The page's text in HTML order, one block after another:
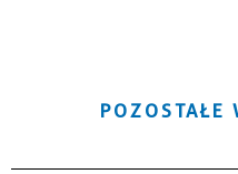
POZOSTAŁE